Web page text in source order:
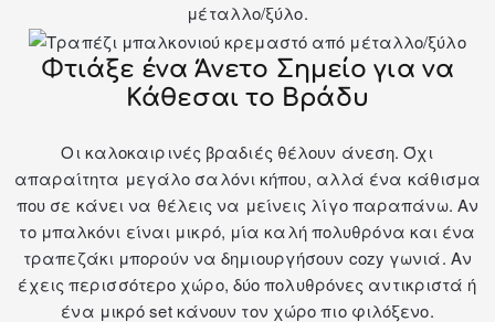
μέταλλο/ξύλο.
Φτιάξε ένα Άνετο Σημείο για να
Κάθεσαι το Βράδυ
Οι καλοκαιρινές βραδιές θέλουν άνεση. Όχι
απαραίτητα μεγάλο σαλόνι κήπου, αλλά ένα κάθισμα
που σε κάνει να θέλεις να μείνεις λίγο παραπάνω. Αν
το μπαλκόνι είναι μικρό, μία καλή πολυθρόνα και ένα
τραπεζάκι μπορούν να δημιουργήσουν cozy γωνιά. Αν
έχεις περισσότερο χώρο, δύο πολυθρόνες αντικριστά ή
ένα μικρό set κάνουν τον χώρο πιο φιλόξενο.